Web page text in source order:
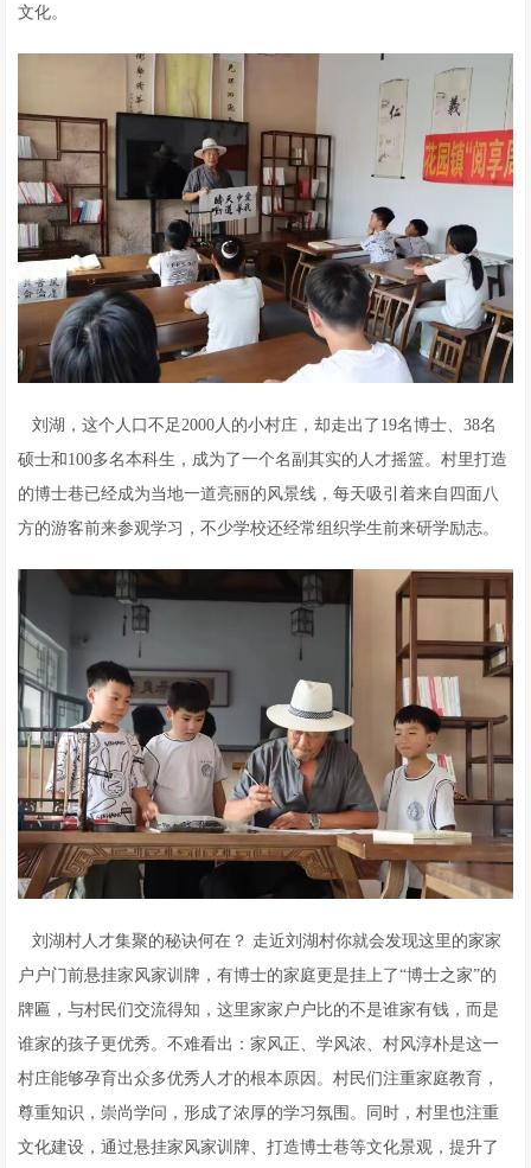
文化。
刘湖，这个人口不足2000人的小村庄，却走出了19名博士、38名
硕士和100多名本科生，成为了一个名副其实的人才摇篮。村里打造
的博士巷已经成为当地一道亮丽的风景线，每天吸引着来自四面八
方的游客前来参观学习，不少学校还经常组织学生前来研学励志。
刘湖村人才集聚的秘诀何在？ 走近刘湖村你就会发现这里的家家
户户门前悬挂家风家训牌，有博士的家庭更是挂上了“博士之家”的
牌匾，与村民们交流得知，这里家家户户比的不是谁家有钱，而是
谁家的孩子更优秀。不难看出：家风正、学风浓、村风淳朴是这一
村庄能够孕育出众多优秀人才的根本原因。村民们注重家庭教育，
尊重知识，崇尚学问，形成了浓厚的学习氛围。同时，村里也注重
文化建设，通过悬挂家风家训牌、打造博士巷等文化景观，提升了